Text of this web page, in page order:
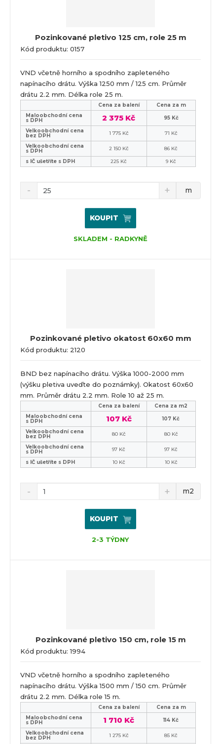
Pozinkované pletivo 125 cm, role 25 m
Kód produktu: 0157
VND včetně horního a spodního zapleteného
napínacího drátu. Výška 1250 mm / 125 cm. Průměr
drátu 2.2 mm. Délka role 25 m.
Cena za balení
Cena za m
Maloobchodní cena
s DPH 2 375 Kč
95 Kč
Velkoobchodní cena
bez DPH 1 775 Kč
71 Kč
Velkoobchodní cena
s DPH 2 150 Kč
86 Kč
s IČ ušetříte s DPH
225 Kč 9 Kč
m
KOUPIT
SKLADEM - RADKYNĚ
Pozinkované pletivo okatost 60x60 mm
Kód produktu: 2120
BND bez napínacího drátu. Výška 1000-2000 mm
(výšku pletiva uveďte do poznámky). Okatost 60x60
mm. Průměr drátu 2.2 mm. Role 10 až 25 m.
Cena za balení
Cena za m2
Maloobchodní cena
s DPH 107 Kč
107 Kč
Velkoobchodní cena
bez DPH 80 Kč
80 Kč
Velkoobchodní cena
s DPH 97 Kč
97 Kč
s IČ ušetříte s DPH
10 Kč 10 Kč
m2
KOUPIT
2-3 TÝDNY
Pozinkované pletivo 150 cm, role 15 m
Kód produktu: 1994
VND včetně horního a spodního zapleteného
napínacího drátu. Výška 1500 mm / 150 cm. Průměr
drátu 2.2 mm. Délka role 15 m.
Cena za balení
Cena za m
Maloobchodní cena
s DPH 1 710 Kč
114 Kč
Velkoobchodní cena
bez DPH 1 275 Kč
85 Kč